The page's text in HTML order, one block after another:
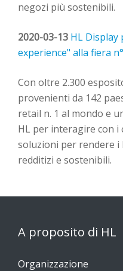
negozi più sostenibili.
2020-03-13 HL
experience" alla fiera
Con oltre 2.300
provenienti da 142
retail n. 1 al mondo e
HL per interagire con i
soluzioni per rendere i
redditizi e sostenibili.
A proposito di HL
Organizzazione